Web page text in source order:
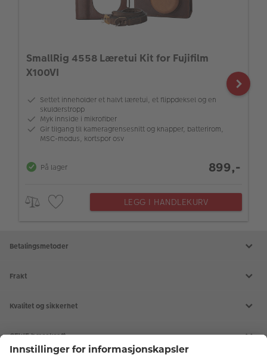
SmallRig 4558 Læretui Kit for Fujifilm
X100VI
Settet inneholder et halvt læretui, et flippdeksel og en
skulderstropp
Myk innside i mikrofiber
Gir tilgang til kameragrensesnitt og knapper, batterirom,
MSC-modus, kortspor osv
På lager 899,-
LEGG I HANDLEKURV
Betalingsmetoder
Frakt
Kvalitet og sikkerhet
CEWE bærekraft